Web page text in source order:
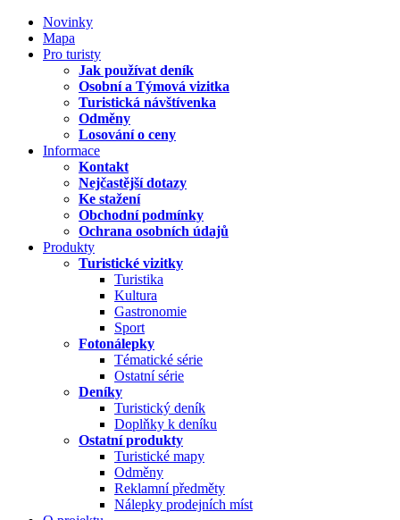
Novinky
Mapa
Pro turisty
Jak používat deník
Osobní a Týmová vizitka
Turistická návštívenka
Odměny
Losování o ceny
Informace
Kontakt
Nejčastější dotazy
Ke stažení
Obchodní podmínky
Ochrana osobních údajů
Produkty
Turistické vizitky
Turistika
Kultura
Gastronomie
Sport
Fotonálepky
Tématické série
Ostatní série
Deníky
Turistický deník
Doplňky k deníku
Ostatní produkty
Turistické mapy
Odměny
Reklamní předměty
Nálepky prodejních míst